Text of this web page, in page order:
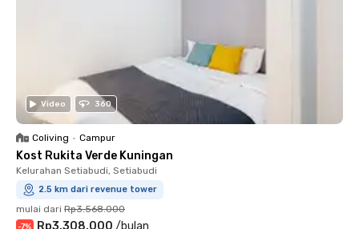
Video 360
Coliving • Campur
Kost Rukita Verde Kuningan
Kelurahan Setiabudi, Setiabudi
2.5 km dari revenue tower
mulai dari Rp3.568.000
-7% Rp3.308.000 /bulan